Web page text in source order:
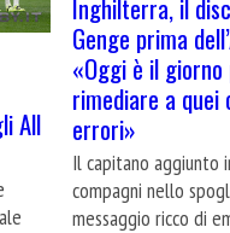
All
Genge prima
«Oggi è il giorno
rimediare a
errori»
Il capitano aggiunto
compagni nello
messaggio ricco di